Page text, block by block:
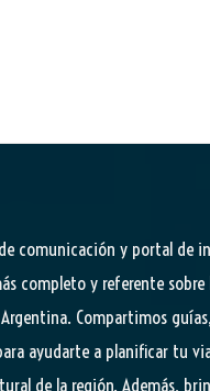
comunicación y portal de
completo y referente sobre
Compartimos
ayudarte a planificar tu
de la región. Además,